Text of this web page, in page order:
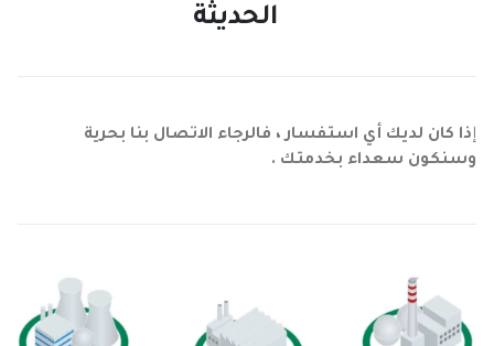
الحديثة
إذا كان لديك أي استفسار ، فالرجاء الاتصال بنا بحرية
وسنكون سعداء بخدمتك .